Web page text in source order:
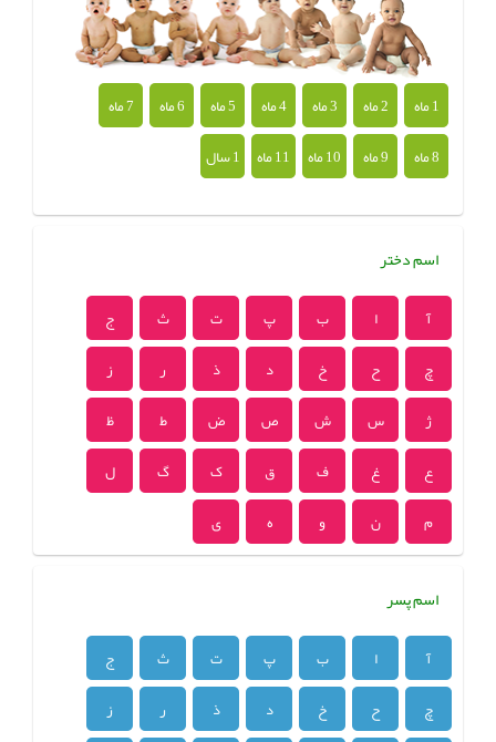
1 ماه 2 ماه 3 ماه 4 ماه 5 ماه 6 ماه
7 ماه
8 ماه
9 ماه 10 ماه 11 ماه 1 سال
اسم دختر
آ ا ب پ ت ث
ج
چ
ح خ د ذ ر
ز
ژ
س ش ص ض ط
ظ
ع
غ ف ق ک گ
ل
م
ن و ه ی
اسم پسر
آ ا ب پ ت ث
ج
چ
ح خ د ذ ر
ز